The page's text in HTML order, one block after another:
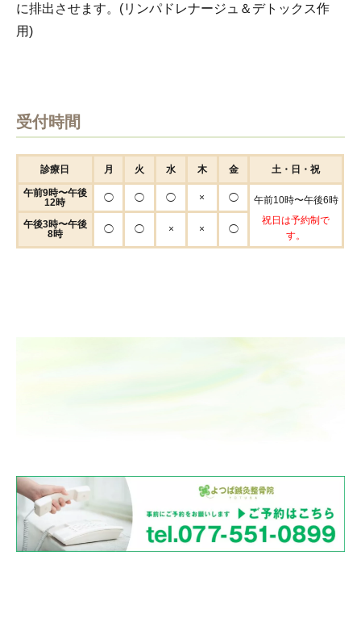
に排出させます。(リンパドレナージュ＆デトックス作
用)
受付時間
診療日 月 火 水 木 金 土・日・祝
午前9時〜午後
12時
◯ ◯ ◯ × ◯ 午前10時〜午後6時
午後3時〜午後
8時
◯ ◯ × × ◯
祝日は予約制で
す。